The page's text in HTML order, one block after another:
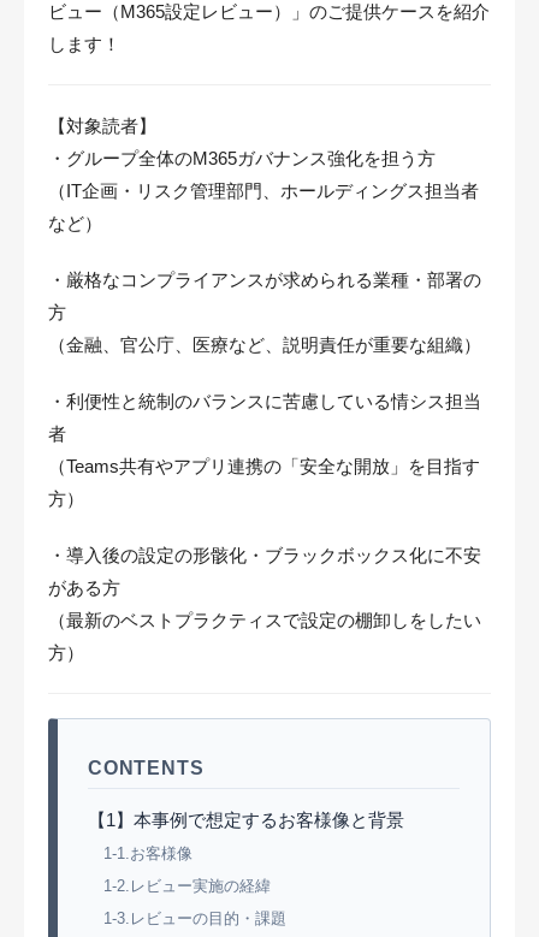
ビュー（M365設定レビュー）」のご提供ケースを紹介
します！
【対象読者】
・グループ全体のM365ガバナンス強化を担う方
（IT企画・リスク管理部門、ホールディングス担当者
など）
・厳格なコンプライアンスが求められる業種・部署の
方
（金融、官公庁、医療など、説明責任が重要な組織）
・利便性と統制のバランスに苦慮している情シス担当
者
（Teams共有やアプリ連携の「安全な開放」を目指す
方）
・導入後の設定の形骸化・ブラックボックス化に不安
がある方
（最新のベストプラクティスで設定の棚卸しをしたい
方）
CONTENTS
【1】本事例で想定するお客様像と背景
1-1.お客様像
1-2.レビュー実施の経緯
1-3.レビューの目的・課題